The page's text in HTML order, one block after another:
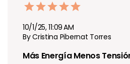
10/1/25, 11:09 AM
By Cristina Pibernat Torres
Más Energía Menos